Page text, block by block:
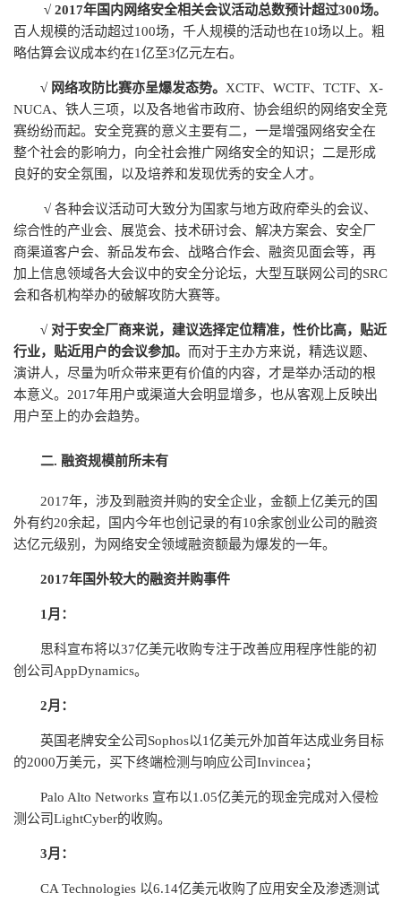
√ 2017年国内网络安全相关会议活动总数预计超过300场。
百人规模的活动超过100场，千人规模的活动也在10场以上。粗
略估算会议成本约在1亿至3亿元左右。
√ 网络攻防比赛亦呈爆发态势。 XCTF、WCTF、TCTF、X-
NUCA、铁人三项，以及各地省市政府、协会组织的网络安全竞
赛纷纷而起。安全竞赛的意义主要有二，一是增强网络安全在
整个社会的影响力，向全社会推广网络安全的知识；二是形成
良好的安全氛围，以及培养和发现优秀的安全人才。
√ 各种会议活动可大致分为国家与地方政府牵头的会议、
综合性的产业会、展览会、技术研讨会、解决方案会、安全厂
商渠道客户会、新品发布会、战略合作会、融资见面会等，再
加上信息领域各大会议中的安全分论坛，大型互联网公司的SRC
会和各机构举办的破解攻防大赛等。
√ 对于安全厂商来说，建议选择定位精准，性价比高，贴近
行业，贴近用户的会议参加。 而对于主办方来说，精选议题、
演讲人，尽量为听众带来更有价值的内容，才是举办活动的根
本意义。2017年用户或渠道大会明显增多，也从客观上反映出
用户至上的办会趋势。
二. 融资规模前所未有
2017年，涉及到融资并购的安全企业，金额上亿美元的国
外有约20余起，国内今年也创记录的有10余家创业公司的融资
达亿元级别，为网络安全领域融资额最为爆发的一年。
2017年国外较大的融资并购事件
1月：
思科宣布将以37亿美元收购专注于改善应用程序性能的初
创公司AppDynamics。
2月：
英国老牌安全公司Sophos以1亿美元外加首年达成业务目标
的2000万美元，买下终端检测与响应公司Invincea；
Palo Alto Networks 宣布以1.05亿美元的现金完成对入侵检
测公司LightCyber的收购。
3月：
CA Technologies 以6.14亿美元收购了应用安全及渗透测试